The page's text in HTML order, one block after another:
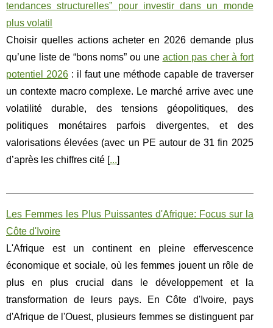
tendances structurelles” pour investir dans un monde
plus volatil
Choisir quelles actions acheter en 2026 demande plus
qu’une liste de “bons noms” ou une action pas cher à fort
potentiel 2026: il faut une méthode capable de traverser
un contexte macro complexe. Le marché arrive avec une
volatilité durable, des tensions géopolitiques, des
politiques monétaires parfois divergentes, et des
valorisations élevées (avec un PE autour de 31 fin 2025
d’après les chiffres cité [...]
Les Femmes les Plus Puissantes d'Afrique: Focus sur la
Côte d'Ivoire
L'Afrique est un continent en pleine effervescence
économique et sociale, où les femmes jouent un rôle de
plus en plus crucial dans le développement et la
transformation de leurs pays. En Côte d'Ivoire, pays
d'Afrique de l'Ouest, plusieurs femmes se distinguent par